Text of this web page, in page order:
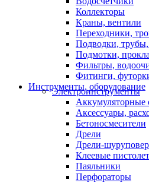
Коллекторы
Краны, вентили
Переходники,
Подводки,
Подмотки,
Фильтры,
Фитинги,
Инструменты, оборудование
Электроинструменты
Аккумуляторные
Аксессуары,
Бетоносмесители
Дрели
Дрели-
Клеевые
Паяльники
Перфораторы